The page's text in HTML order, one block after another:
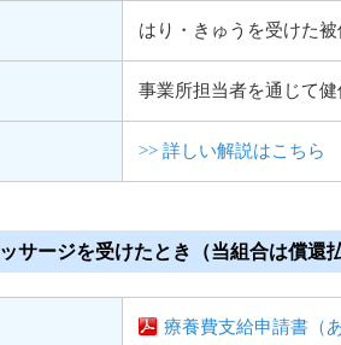
はり・きゅうを受けた
事業所担当者を通じて健
>> 詳しい解説はこちら
サージを受けたとき（当組合は償還
療養費支給申請書（